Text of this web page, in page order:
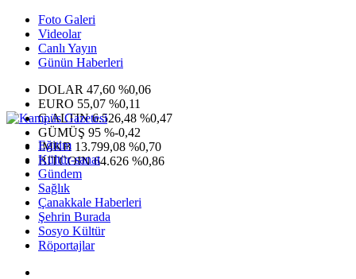
Foto Galeri
Videolar
Canlı Yayın
Günün Haberleri
DOLAR 47,60 %0,06
EURO 55,07 %0,11
G.ALTIN6.526,48 %0,47
GÜMÜŞ 95 %-0,42
IMKB 13.799,08 %0,70
BITCOIN64.626 %0,86
Eğitim
Kültür-sanat
Gündem
Sağlık
Çanakkale Haberleri
Şehrin Burada
Sosyo Kültür
Röportajlar